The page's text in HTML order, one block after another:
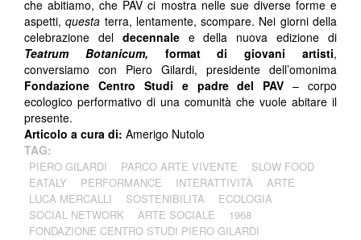
che abitiamo, che PAV ci mostra nelle sue diverse forme e
aspetti,questa terra, lentamente, scompare. Nei giorni della
celebrazione del decennalee della nuova edizione di
Teatrum Botanicum, format di giovani artisti,
conversiamo con Piero Gilardi, presidente dell’omonima
Fondazione Centro Studi e padre del PAV – corpo
ecologico performativo di una comunità che vuole abitare il
presente.
Articolo a cura di: Amerigo Nutolo
TAG:
PIERO GILARDI PARCO ARTE VIVENTE
SLOW FOOD
EATALY
PERFORMANCE INTERATTIVITÀ
ARTE
LUCA MERCALLI
SOSTENIBILITÀ
ECOLOGIA
SOCIAL NETWORK
ARTE SOCIALE
1968
FONDAZIONE CENTRO STUDI PIERO GILARDI